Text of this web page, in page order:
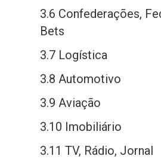
3.6 Confederações,
Bets
3.7 Logística
3.8 Automotivo
3.9 Aviação
3.10 Imobiliário
3.11 TV, Rádio, Jornal